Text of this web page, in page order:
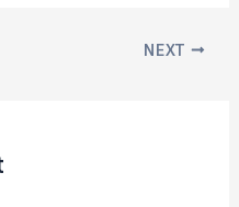
NEXT